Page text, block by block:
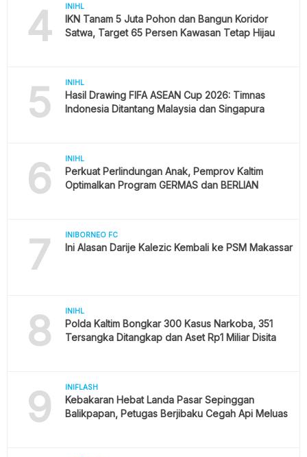
4 INIHL
IKN Tanam 5 Juta Pohon dan Bangun Koridor
Satwa, Target 65 Persen Kawasan Tetap Hijau
5 INIHL
Hasil Drawing FIFA ASEAN Cup 2026: Timnas
Indonesia Ditantang Malaysia dan Singapura
6 INIHL
Perkuat Perlindungan Anak, Pemprov Kaltim
Optimalkan Program GERMAS dan BERLIAN
7 INIBORNEO FC
Ini Alasan Darije Kalezic Kembali ke PSM Makassar
8 INIHL
Polda Kaltim Bongkar 300 Kasus Narkoba, 351
Tersangka Ditangkap dan Aset Rp1 Miliar Disita
9 INIFLASH
Kebakaran Hebat Landa Pasar Sepinggan
Balikpapan, Petugas Berjibaku Cegah Api Meluas